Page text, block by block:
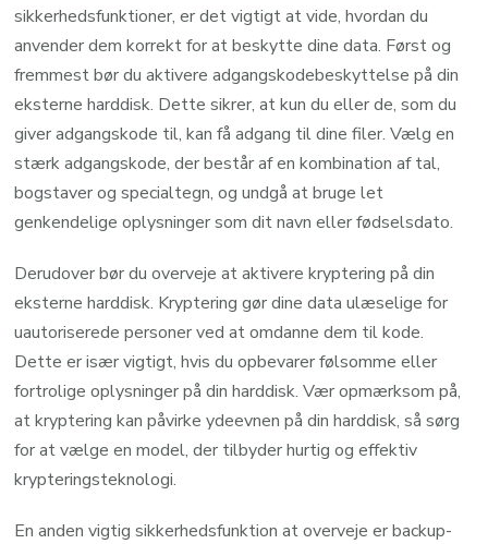
sikkerhedsfunktioner, er det vigtigt at vide, hvordan du
anvender dem korrekt for at beskytte dine data. Først og
fremmest bør du aktivere adgangskodebeskyttelse på din
eksterne harddisk. Dette sikrer, at kun du eller de, som du
giver adgangskode til, kan få adgang til dine filer. Vælg en
stærk adgangskode, der består af en kombination af tal,
bogstaver og specialtegn, og undgå at bruge let
genkendelige oplysninger som dit navn eller fødselsdato.
Derudover bør du overveje at aktivere kryptering på din
eksterne harddisk. Kryptering gør dine data ulæselige for
uautoriserede personer ved at omdanne dem til kode.
Dette er især vigtigt, hvis du opbevarer følsomme eller
fortrolige oplysninger på din harddisk. Vær opmærksom på,
at kryptering kan påvirke ydeevnen på din harddisk, så sørg
for at vælge en model, der tilbyder hurtig og effektiv
krypteringsteknologi.
En anden vigtig sikkerhedsfunktion at overveje er backup-